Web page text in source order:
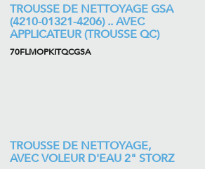
TROUSSE DE NETTOYAGE GSA
(4210-01321-4206) .. AVEC
APPLICATEUR (TROUSSE QC)
70FLMOPKITQCGSA
TROUSSE DE NETTOYAGE,
AVEC VOLEUR D'EAU 2" STORZ